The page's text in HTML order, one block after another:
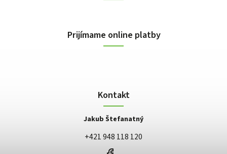
Prijímame online platby
Kontakt
Jakub Štefanatný
+421 948 118 120